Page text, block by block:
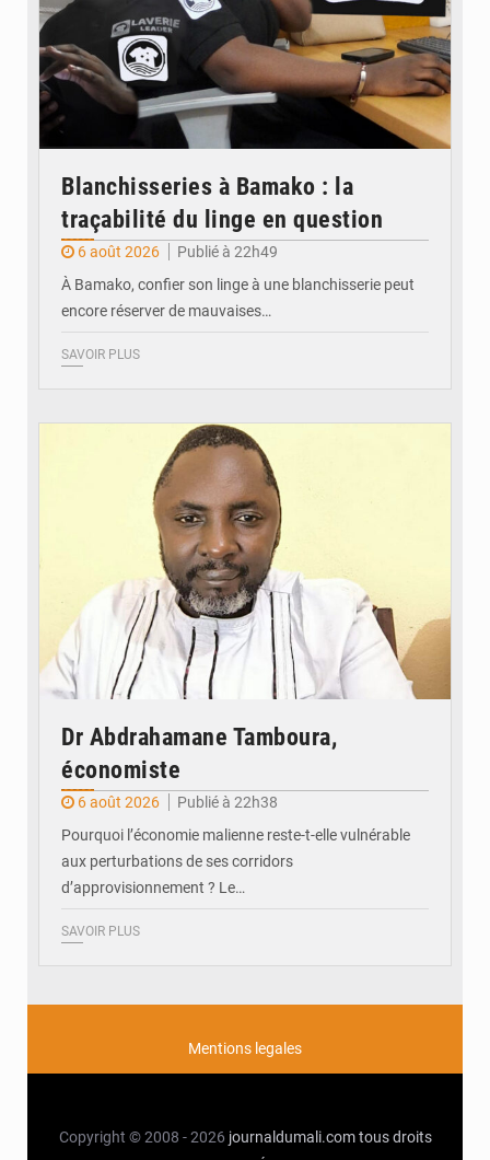
Blanchisseries à Bamako : la
traçabilité du linge en question
6 août 2026
Publié à 22h49
À Bamako, confier son linge à une blanchisserie peut
encore réserver de mauvaises…
SAVOIR PLUS
Dr Abdrahamane Tamboura,
économiste
6 août 2026
Publié à 22h38
Pourquoi l’économie malienne reste-t-elle vulnérable
aux perturbations de ses corridors
d’approvisionnement ? Le…
SAVOIR PLUS
Mentions legales
Copyright © 2008 - 2026 journaldumali.com tous droits